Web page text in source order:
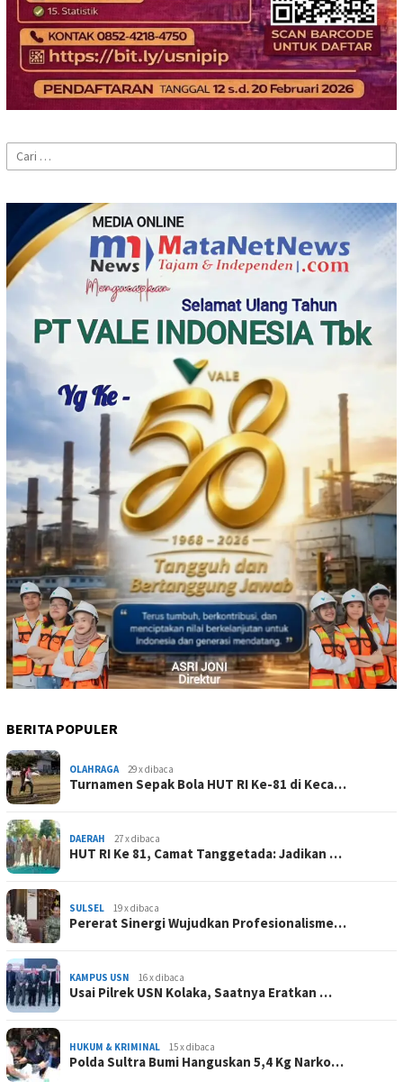
Cari
untuk:
BERITA POPULER
OLAHRAGA 29 x dibaca
Turnamen Sepak Bola HUT RI Ke-81 di Keca…
DAERAH 27 x dibaca
HUT RI Ke 81, Camat Tanggetada: Jadikan …
SULSEL 19 x dibaca
Pererat Sinergi Wujudkan Profesionalisme…
KAMPUS USN 16 x dibaca
Usai Pilrek USN Kolaka, Saatnya Eratkan …
HUKUM & KRIMINAL 15 x dibaca
Polda Sultra Bumi Hanguskan 5,4 Kg Narko…